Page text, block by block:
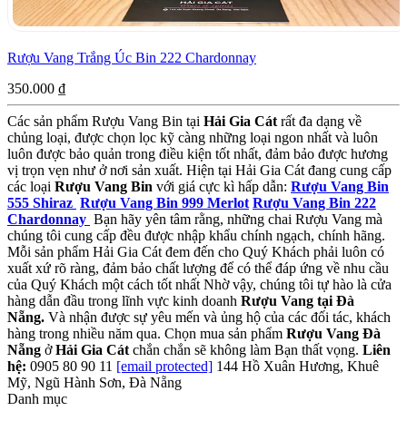
Rượu Vang Trắng Úc Bin 222 Chardonnay
350.000 ₫
Các sản phẩm Rượu Vang Bin tại Hải Gia Cátrất đa dạng về
chủng loại, được chọn lọc kỹ càng những loại ngon nhất và luôn
luôn được bảo quản trong điều kiện tốt nhất, đảm bảo được hương
vị trọn vẹn như ở nơi sản xuất. Hiện tại Hải Gia Cát đang cung cấp
các loại Rượu Vang Bin với giá cực kì hấp dẫn: Rượu Vang Bin
555 Shiraz Rượu Vang Bin 999 Merlot Rượu Vang Bin 222
Chardonnay Bạn hãy yên tâm rằng, những chai Rượu Vang mà
chúng tôi cung cấp đều được nhập khẩu chính ngạch, chính hãng.
Mỗi sản phẩm Hải Gia Cát đem đến cho Quý Khách phải luôn có
xuất xứ rõ ràng, đảm bảo chất lượng để có thể đáp ứng về nhu cầu
của Quý Khách một cách tốt nhất Nhờ vậy, chúng tôi tự hào là cửa
hàng dẫn đầu trong lĩnh vực kinh doanh Rượu Vang tại Đà
Nẵng. Và nhận được sự yêu mến và ủng hộ của các đối tác, khách
hàng trong nhiều năm qua. Chọn mua sản phẩm Rượu Vang Đà
Nẵng ởHải Gia Cátchắn chắn sẽ không làm Bạn thất vọng. Liên
hệ: 0905 80 90 11 [email protected] 144 Hồ Xuân Hương, Khuê
Mỹ, Ngũ Hành Sơn, Đà Nẵng
Danh mục